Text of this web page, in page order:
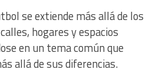
se extiende más allá de los
hogares y espacios
en un tema común que
allá de sus diferencias.